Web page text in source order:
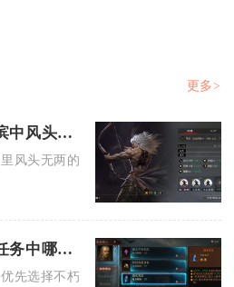
更多>
哪个州在率土之滨中风头无两
风头无两的出生州，无论是赛季前期
暗黑破坏神不朽任务中哪些是最佳优选
先选择不朽秘境、伊本·法赫德神殿